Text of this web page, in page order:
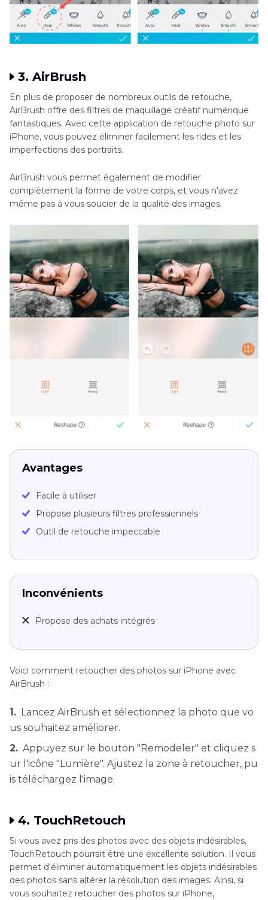
3. AirBrush
En plus de proposer de nombreux outils de retouche,
AirBrush offre des filtres de maquillage créatif numérique
fantastiques. Avec cette application de retouche photo sur
iPhone, vous pouvez éliminer facilement les rides et les
imperfections des portraits.
AirBrush vous permet également de modifier
complètement la forme de votre corps, et vous n'avez
même pas à vous soucier de la qualité des images.
Avantages
Facile à utiliser
Propose plusieurs filtres professionnels
Outil de retouche impeccable
Inconvénients
Propose des achats intégrés
Voici comment retoucher des photos sur iPhone avec
AirBrush :
1. Lancez AirBrush et sélectionnez la photo que vo
us souhaitez améliorer.
2. Appuyez sur le bouton "Remodeler" et cliquez s
ur l'icône "Lumière". Ajustez la zone à retoucher, pu
is téléchargez l'image.
4. TouchRetouch
Si vous avez pris des photos avec des objets indésirables,
TouchRetouch pourrait être une excellente solution. Il vous
permet d'éliminer automatiquement les objets indésirables
des photos sans altérer la résolution des images. Ainsi, si
vous souhaitez retoucher des photos sur iPhone,